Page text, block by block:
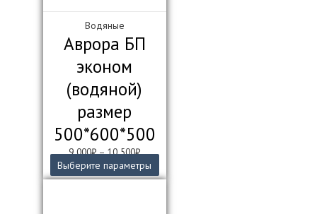
Водяные
Аврора БП
эконом
(водяной)
размер
500*600*500
9 000₽–10 500₽
Выберите параметры
товар